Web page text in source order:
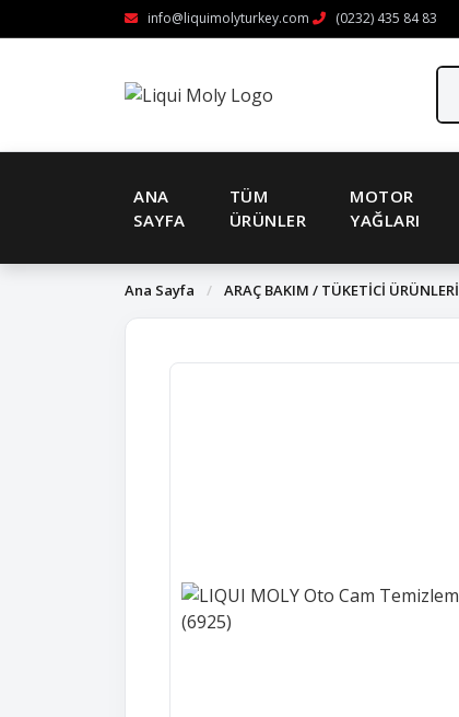
info@liquimolyturkey.com (0232) 435 84 83
ANA
SAYFA
TÜM
ÜRÜNLER
MOTOR
YAĞLARI
Ana Sayfa / ARAÇ BAKIM / TÜKETİCİ ÜRÜNLERİ